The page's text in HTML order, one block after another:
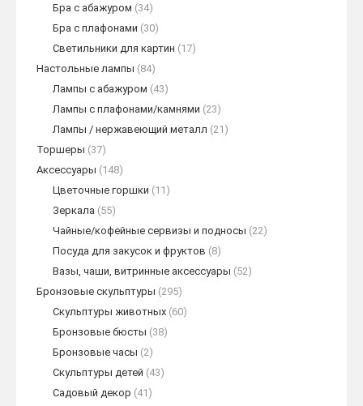
Бра с абажуром (34)
Бра с плафонами (30)
Светильники для картин (17)
Настольные лампы (84)
Лампы с абажуром (43)
Лампы с плафонами/камнями (23)
Лампы / нержавеющий металл (21)
Торшеры (37)
Аксессуары (148)
Цветочные горшки (11)
Зеркала (55)
Чайные/кофейные сервизы и подносы (22)
Посуда для закусок и фруктов (8)
Вазы, чаши, витринные аксессуары (52)
Бронзовые скульптуры (295)
Скульптуры животных (60)
Бронзовые бюсты (38)
Бронзовые часы (2)
Скульптуры детей (43)
Садовый декор (41)